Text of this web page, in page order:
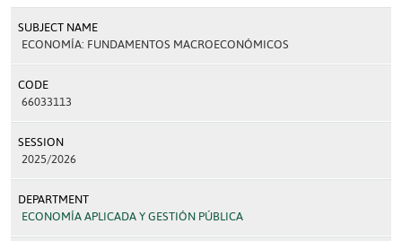
SUBJECT NAME
ECONOMÍA: FUNDAMENTOS MACROECONÓMICOS
CODE
66033113
SESSION
2025/2026
DEPARTMENT
ECONOMÍA APLICADA Y GESTIÓN PÚBLICA